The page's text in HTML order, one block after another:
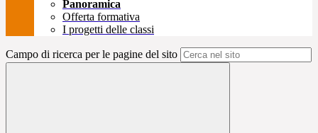
Panoramica
Offerta formativa
I progetti delle classi
Campo di ricerca per le pagine del sito